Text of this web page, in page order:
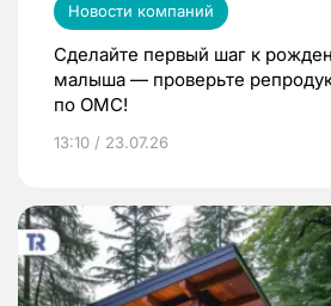
Новости компаний
Сделайте первый шаг к
малыша — проверьте
по ОМС!
13:10 / 23.07.26